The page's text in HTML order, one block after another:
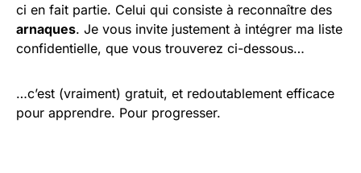
ci en fait partie. Celui qui consiste à reconnaître des
arnaques. Je vous invite justement à intégrer ma liste
confidentielle, que vous trouverez ci-dessous…
…c’est (vraiment) gratuit, et redoutablement efficace
pour apprendre. Pour progresser.